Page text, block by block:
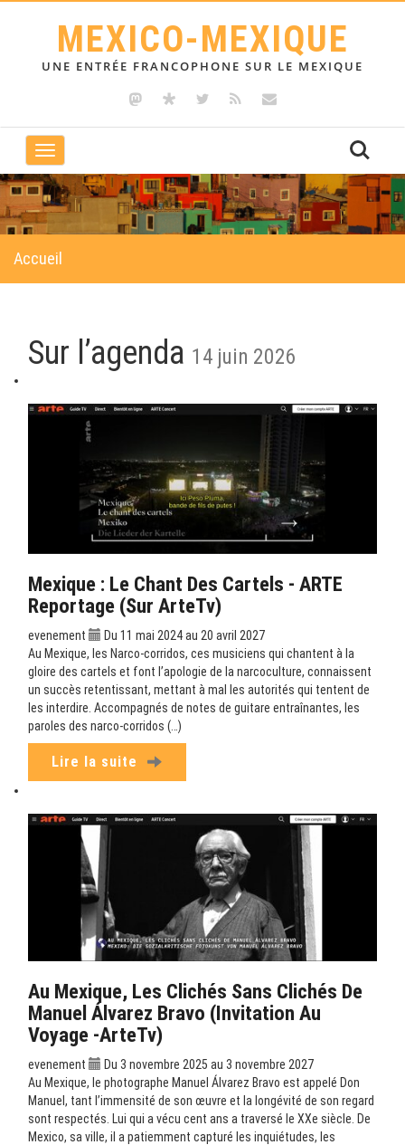
MEXICO-MEXIQUE
UNE ENTRÉE FRANCOPHONE SUR LE MEXIQUE
Toggle
navigation
Accueil
Sur l’agenda 14 juin 2026
Mexique : Le Chant Des Cartels - ARTE
Reportage (sur ArteTv)
evenement
Du 11 mai 2024 au 20 avril 2027
Au Mexique, les Narco-corridos, ces musiciens qui chantent à la
gloire des cartels et font l’apologie de la narcoculture, connaissent
un succès retentissant, mettant à mal les autorités qui tentent de
les interdire. Accompagnés de notes de guitare entraînantes, les
paroles des narco-corridos (…)
Lire la suite
Au Mexique, Les Clichés Sans Clichés De
Manuel Álvarez Bravo (Invitation Au
Voyage -ArteTv)
evenement
Du 3 novembre 2025 au 3 novembre 2027
Au Mexique, le photographe Manuel Álvarez Bravo est appelé Don
Manuel, tant l’immensité de son œuvre et la longévité de son regard
sont respectés. Lui qui a vécu cent ans a traversé le XXe siècle. De
Mexico, sa ville, il a patiemment capturé les inquiétudes, les